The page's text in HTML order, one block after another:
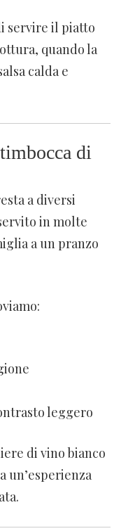
servire il piatto
quando la
calda e
di
a diversi
in molte
a un pranzo
leggero
di vino bianco
un’esperienza